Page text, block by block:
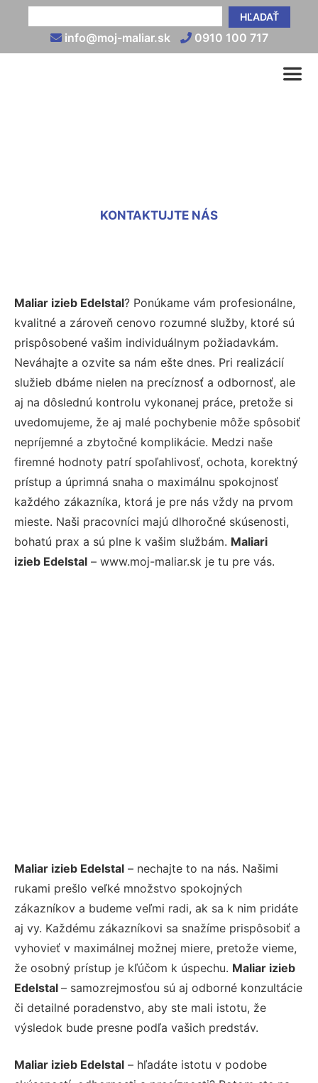
HĽADAŤ
info@moj-maliar.sk 0910 100 717
KONTAKTUJTE NÁS
Maliar izieb Edelstal? Ponúkame vám profesionálne,
kvalitné a zároveň cenovo rozumné služby, ktoré sú
prispôsobené vašim individuálnym požiadavkám.
Neváhajte a ozvite sa nám ešte dnes. Pri realizácií
služieb dbáme nielen na precíznosť a odbornosť, ale
aj na dôslednú kontrolu vykonanej práce, pretože si
uvedomujeme, že aj malé pochybenie môže spôsobiť
nepríjemné a zbytočné komplikácie. Medzi naše
firemné hodnoty patrí spoľahlivosť, ochota, korektný
prístup a úprimná snaha o maximálnu spokojnosť
každého zákazníka, ktorá je pre nás vždy na prvom
mieste. Naši pracovníci majú dlhoročné skúsenosti,
bohatú prax a sú plne k vašim službám. Maliari
izieb Edelstal – www.moj-maliar.sk je tu pre vás.
Maliar izieb Edelstal – nechajte to na nás. Našimi
rukami prešlo veľké množstvo spokojných
zákazníkov a budeme veľmi radi, ak sa k nim pridáte
aj vy. Každému zákazníkovi sa snažíme prispôsobiť a
vyhovieť v maximálnej možnej miere, pretože vieme,
že osobný prístup je kľúčom k úspechu. Maliar izieb
Edelstal – samozrejmosťou sú aj odborné konzultácie
či detailné poradenstvo, aby ste mali istotu, že
výsledok bude presne podľa vašich predstáv.
Maliar izieb Edelstal – hľadáte istotu v podobe